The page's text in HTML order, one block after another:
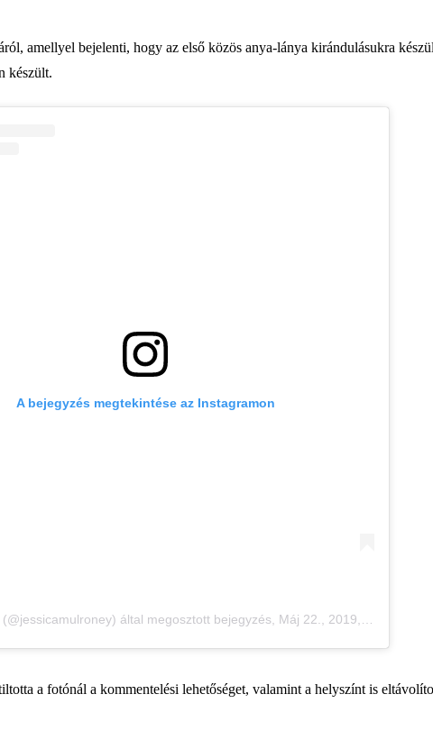
amellyel bejelenti, hogy az első közös anya-lánya kirándulásukra
készült.
A bejegyzés megtekintése az Instagramon
(@jessicamulroney) által megosztott bejegyzés, Máj 22., 2019, időpont: 2:11 (PDT időzóna szerint)
a fotónál a kommentelési lehetőséget, valamint a helyszínt is